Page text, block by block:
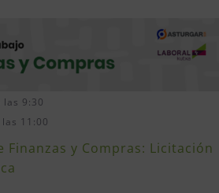
las 9:30
11:00
Finanzas y Compras: Licitación